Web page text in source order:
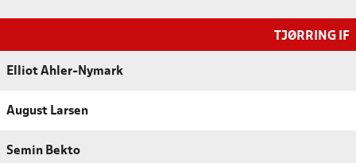
TJØRRING IF
Elliot Ahler-Nymark
August Larsen
Semin Bekto